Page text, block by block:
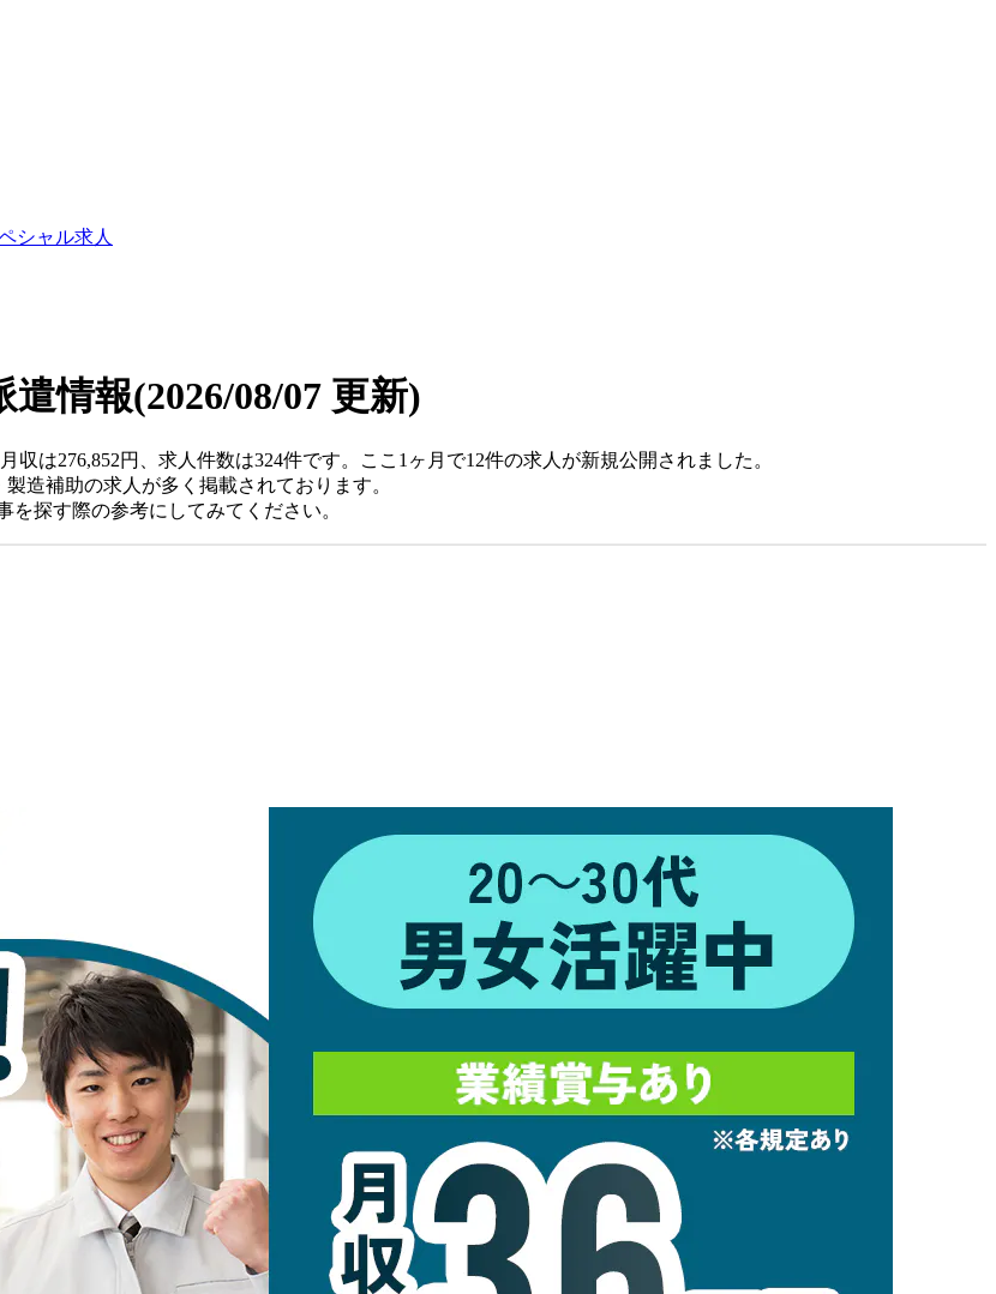
シャル求人
遣情報(2026/08/07 更新)
は276,852円、求人件数は324件です。ここ1ヶ月で12件の求人が新規公開されました。
造補助の求人が多く掲載されております。
探す際の参考にしてみてください。